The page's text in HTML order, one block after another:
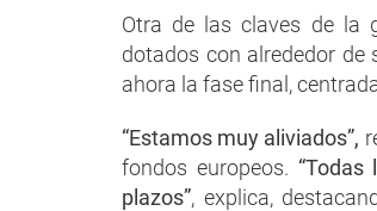
Otra de las claves de la
dotados con alrededor de
ahora la fase final,
“Estamos muy aliviados”,
fondos europeos.
plazos”, explica,